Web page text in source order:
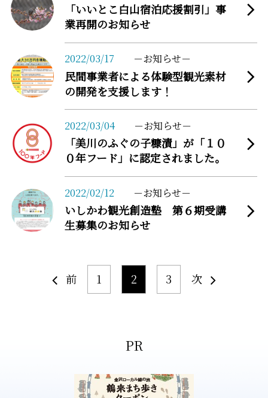
「いいとこ白山宿泊応援割引」事
業再開のお知らせ
民間事業者による体験型観光素材
の開発を支援します！
2022/03/17 お知らせ
more
「美川のふぐの子糠漬」が「１０
０年フード」に認定されました。
2022/03/04 お知らせ
more
いしかわ観光創造塾 第６期受講
生募集のお知らせ
2022/02/12 お知らせ
more
前 1 2 3 次